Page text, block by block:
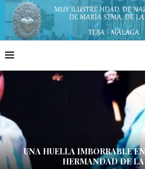
UNA HUELLA IMBORRABLE
HERMANDAD DE LA